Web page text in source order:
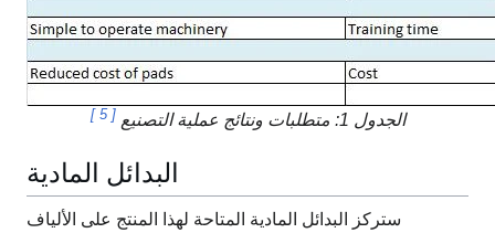
الجدول 1: متطلبات ونتائج عملية التصنيع [
5
]
البدائل المادية
ستركز البدائل المادية المتاحة لهذا المنتج على الألياف